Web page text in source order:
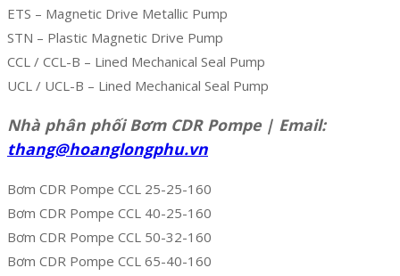
ETS – Magnetic Drive Metallic Pump
STN – Plastic Magnetic Drive Pump
CCL / CCL-B – Lined Mechanical Seal Pump
UCL / UCL-B – Lined Mechanical Seal Pump
Nhà phân phối Bơm CDR Pompe | Email:
thang@hoanglongphu.vn
Bơm CDR Pompe CCL 25-25-160
Bơm CDR Pompe CCL 40-25-160
Bơm CDR Pompe CCL 50-32-160
Bơm CDR Pompe CCL 65-40-160